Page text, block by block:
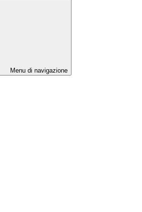
Menu di navigazione